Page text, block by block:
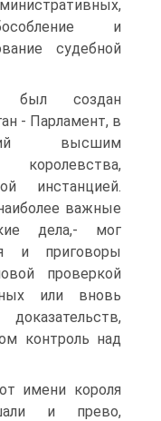
и
судебной
создан
- Парламент, в
высшим
инстанцией.
важные
дела,- мог
и приговоры
проверкой
или вновь
контроль над
имени короля
и прево,